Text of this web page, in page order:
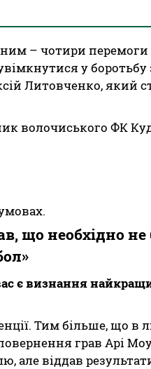
– чотири перемоги
у боротьбу
Литовченко, який
волочиського ФК
що необхідно не
є визнання
Тим більше, що в
грав Арі
але віддав